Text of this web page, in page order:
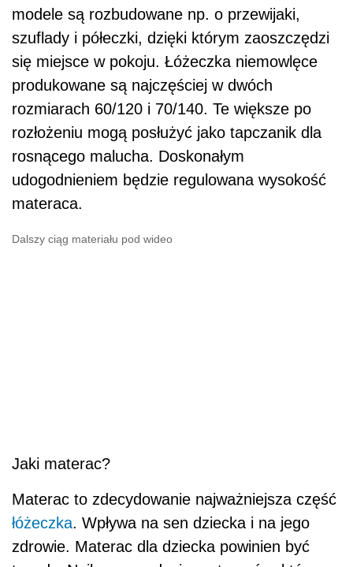
modele są rozbudowane np. o przewijaki,
szuflady i półeczki, dzięki którym zaoszczędzi
się miejsce w pokoju. Łóżeczka niemowlęce
produkowane są najczęściej w dwóch
rozmiarach 60/120 i 70/140. Te większe po
rozłożeniu mogą posłużyć jako tapczanik dla
rosnącego malucha. Doskonałym
udogodnieniem będzie regulowana wysokość
materaca.
Dalszy ciąg materiału pod wideo
Jaki materac?
Materac to zdecydowanie najważniejsza część
łóżeczka. Wpływa na sen dziecka i na jego
zdrowie. Materac dla dziecka powinien być